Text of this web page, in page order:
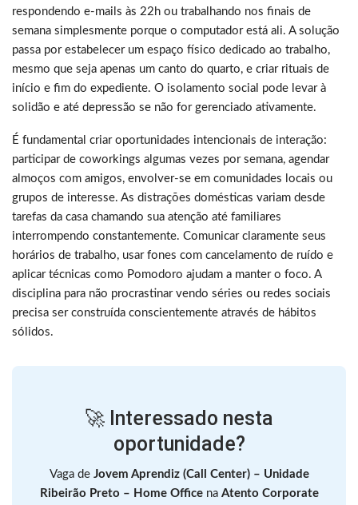
respondendo e-mails às 22h ou trabalhando nos finais de
semana simplesmente porque o computador está ali. A solução
passa por estabelecer um espaço físico dedicado ao trabalho,
mesmo que seja apenas um canto do quarto, e criar rituais de
início e fim do expediente. O isolamento social pode levar à
solidão e até depressão se não for gerenciado ativamente.
É fundamental criar oportunidades intencionais de interação:
participar de coworkings algumas vezes por semana, agendar
almoços com amigos, envolver-se em comunidades locais ou
grupos de interesse. As distrações domésticas variam desde
tarefas da casa chamando sua atenção até familiares
interrompendo constantemente. Comunicar claramente seus
horários de trabalho, usar fones com cancelamento de ruído e
aplicar técnicas como Pomodoro ajudam a manter o foco. A
disciplina para não procrastinar vendo séries ou redes sociais
precisa ser construída conscientemente através de hábitos
sólidos.
🚀 Interessado nesta
oportunidade?
Vaga de Jovem Aprendiz (Call Center) – Unidade
Ribeirão Preto – Home Officena Atento Corporate